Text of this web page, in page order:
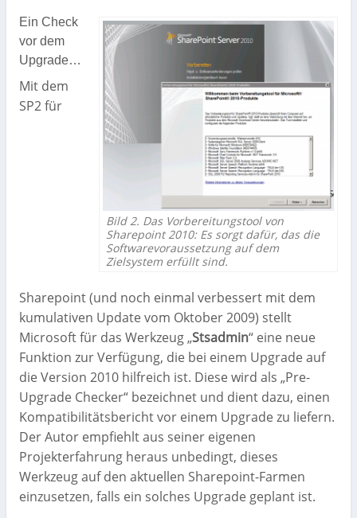
Bild 2. Das Vorbereitungstool von
Sharepoint 2010: Es sorgt dafür, das die
Softwarevoraussetzung auf dem
Zielsystem erfüllt sind.
Ein Check
vor dem
Upgrade…
Mit dem
SP2 für
Sharepoint (und noch einmal verbessert mit dem
kumulativen Update vom Oktober 2009) stellt
Microsoft für das Werkzeug „Stsadmin“ eine neue
Funktion zur Verfügung, die bei einem Upgrade auf
die Version 2010 hilfreich ist. Diese wird als „Pre-
Upgrade Checker“ bezeichnet und dient dazu, einen
Kompatibilitätsbericht vor einem Upgrade zu liefern.
Der Autor empfiehlt aus seiner eigenen
Projekterfahrung heraus unbedingt, dieses
Werkzeug auf den aktuellen Sharepoint-Farmen
einzusetzen, falls ein solches Upgrade geplant ist.